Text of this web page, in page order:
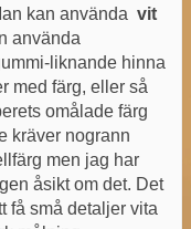
kan använda vit
använda
liknande hinna
med färg, eller så
omålade färg
kräver nogrann
men jag har
åsikt om det. Det
få små detaljer vita